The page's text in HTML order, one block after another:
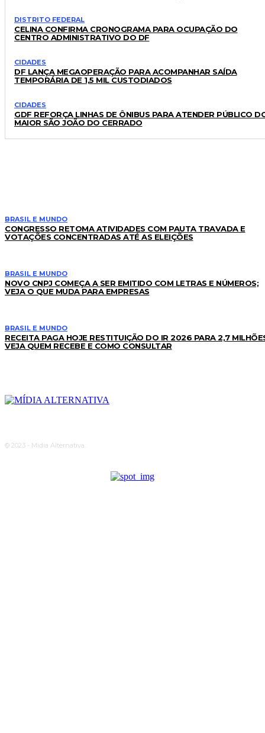
DISTRITO FEDERAL
CELINA CONFIRMA CRONOGRAMA PARA OCUPAÇÃO DO
CENTRO ADMINISTRATIVO DO DF
CIDADES
DF LANÇA MEGAOPERAÇÃO PARA ACOMPANHAR SAÍDA
TEMPORÁRIA DE 1,5 MIL CUSTODIADOS
CIDADES
GDF REFORÇA LINHAS DE ÔNIBUS PARA ATENDER PÚBLICO
MAIOR SÃO JOÃO DO CERRADO
BRASIL E MUNDO
CONGRESSO RETOMA ATIVIDADES COM PAUTA TRAVADA E
VOTAÇÕES CONCENTRADAS ATÉ AS ELEIÇÕES
BRASIL E MUNDO
NOVO CNPJ COMEÇA A SER EMITIDO COM LETRAS E NÚMEROS;
VEJA O QUE MUDA PARA EMPRESAS
BRASIL E MUNDO
RECEITA PAGA HOJE RESTITUIÇÃO DO IR 2026 PARA 2,7
VEJA QUEM RECEBE E COMO CONSULTAR
© 2023 - Midia Alternativa.